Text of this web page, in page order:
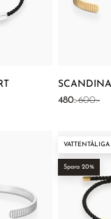
REA-pris
480:-Pris
600:-
VATTENTÅLIGA
Spara 20%